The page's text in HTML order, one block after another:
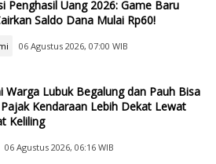
Penghasil Uang 2026: Game Baru
Saldo Dana Mulai Rp60!
06 Agustus 2026, 07:00 WIB
Warga Lubuk Begalung dan Pauh Bisa
Kendaraan Lebih Dekat Lewat
Keliling
06 Agustus 2026, 06:16 WIB